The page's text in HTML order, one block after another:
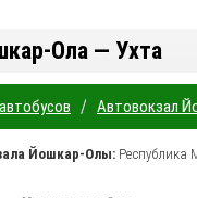
Ола — Ухта
/ Автовокзал
Йошкар-Олы: Республика